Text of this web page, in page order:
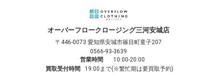
オーバーフロークロージング三河安城店
〒446-0073 愛知県安城市篠目町童子207
0566-93-3639
営業時間
10:00-20:00
買取受付時間
19:00まで(※繁忙期は要買取予約)